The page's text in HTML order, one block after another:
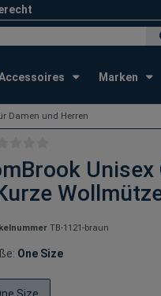
Marken
Damen und Herren
TB-1121-braun
One Size